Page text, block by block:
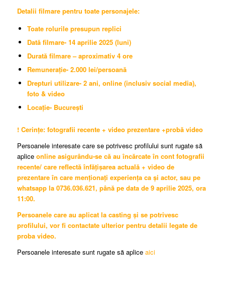
Detalii filmare pentru toate personajele:
Toate rolurile presupun replici
Dată filmare- 14 aprilie 2025 (luni)
Durată filmare – aproximativ 4 ore
Remunerație- 2.000 lei/persoană
Drepturi utilizare- 2 ani, online (inclusiv social media),
foto & video
Locație- București
! Cerințe: fotografii recente + video prezentare +probă video
Persoanele interesate care se potrivesc profilului sunt rugate să
aplice online asigurându-se că au încărcate în cont fotografii
recente/ care reflectă înfățișarea actuală + video de
prezentare în care menționați experiența ca și actor, sau pe
whatsapp la 0736.036.621, până pe data de 9 aprilie 2025, ora
11:00.
Persoanele care au aplicat la casting și se potrivesc
profilului, vor fi contactate ulterior pentru detalii legate de
proba video.
Persoanele interesate sunt rugate să aplice aici